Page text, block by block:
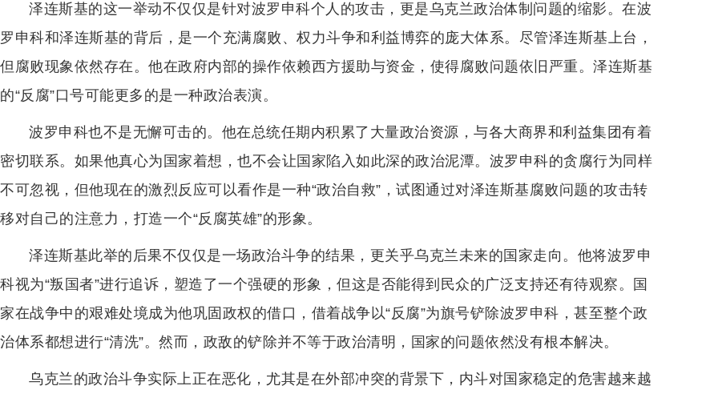
泽连斯基的这一举动不仅仅是针对波罗申科个人的攻击，更是乌克兰政治体制问题的缩影。在波
罗申科和泽连斯基的背后，是一个充满腐败、权力斗争和利益博弈的庞大体系。尽管泽连斯基上台，
但腐败现象依然存在。他在政府内部的操作依赖西方援助与资金，使得腐败问题依旧严重。泽连斯基
的“反腐”口号可能更多的是一种政治表演。
波罗申科也不是无懈可击的。他在总统任期内积累了大量政治资源，与各大商界和利益集团有着
密切联系。如果他真心为国家着想，也不会让国家陷入如此深的政治泥潭。波罗申科的贪腐行为同样
不可忽视，但他现在的激烈反应可以看作是一种“政治自救”，试图通过对泽连斯基腐败问题的攻击转
移对自己的注意力，打造一个“反腐英雄”的形象。
泽连斯基此举的后果不仅仅是一场政治斗争的结果，更关乎乌克兰未来的国家走向。他将波罗申
科视为“叛国者”进行追诉，塑造了一个强硬的形象，但这是否能得到民众的广泛支持还有待观察。国
家在战争中的艰难处境成为他巩固政权的借口，借着战争以“反腐”为旗号铲除波罗申科，甚至整个政
治体系都想进行“清洗”。然而，政敌的铲除并不等于政治清明，国家的问题依然没有根本解决。
乌克兰的政治斗争实际上正在恶化，尤其是在外部冲突的背景下，内斗对国家稳定的危害越来越